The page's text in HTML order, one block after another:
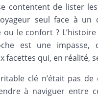
contentent de lister
seul face à un
ou le confort ?
est une impasse,
facettes qui, en réalité,
clé n’était pas
à naviguer entre